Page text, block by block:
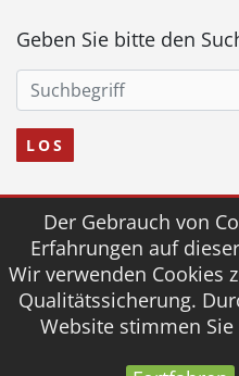
Der Gebrauch von
Erfahrungen auf
Wir verwenden Cookies
Qualitätssicherung.
Website stimmen
Geben Sie bitte den
LOS
© 2026
AGB